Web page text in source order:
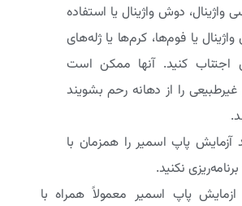
واژینال، دوش واژینال یا استفاده
واژینال یا فوم‌ها، کرم‌ها یا ژله‌های
اجتناب کنید. آنها ممکن است
را از دهانه رحم بشویند
پاپ اسمیر را همزمان با
نکنید.
ازمایش پاپ اسمیر معمولاً همراه با